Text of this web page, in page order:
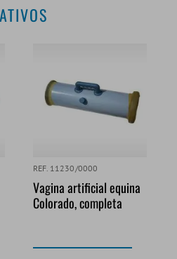
REF. 11230/0000
Vagina artificial equina
Colorado, completa